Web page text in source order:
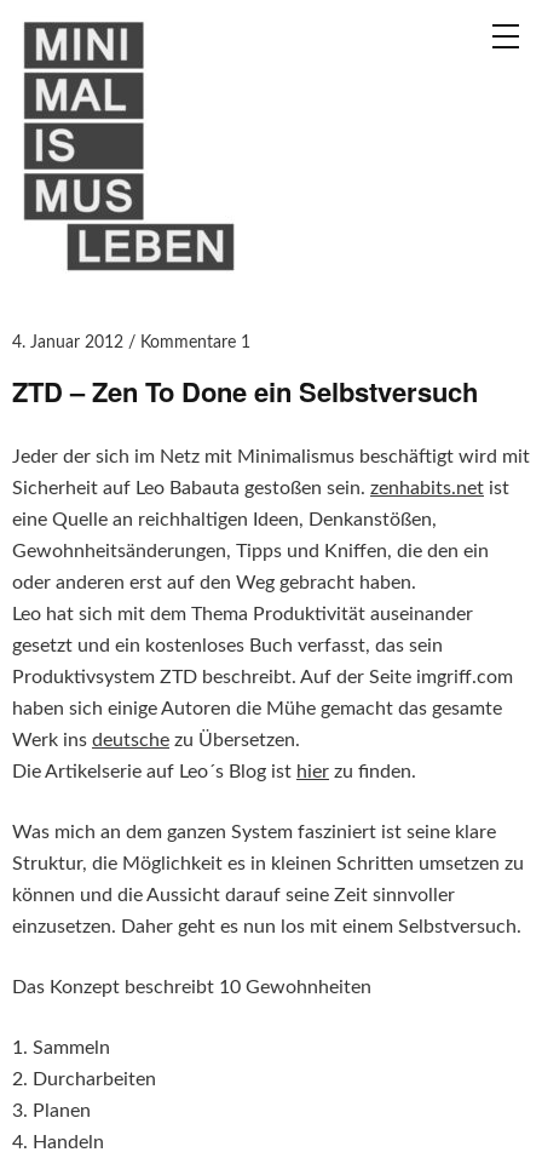
4. Januar 2012 Kommentare 1
ZTD – Zen To Done ein Selbstversuch
Jeder der sich im Netz mit Minimalismus beschäftigt wird mit
Sicherheit auf Leo Babauta gestoßen sein. zenhabits.net ist
eine Quelle an reichhaltigen Ideen, Denkanstößen,
Gewohnheitsänderungen, Tipps und Kniffen, die den ein
oder anderen erst auf den Weg gebracht haben.
Leo hat sich mit dem Thema Produktivität auseinander
gesetzt und ein kostenloses Buch verfasst, das sein
Produktivsystem ZTD beschreibt. Auf der Seite imgriff.com
haben sich einige Autoren die Mühe gemacht das gesamte
Werk ins deutsche zu Übersetzen.
Die Artikelserie auf Leo´s Blog ist hier zu finden.
Was mich an dem ganzen System fasziniert ist seine klare
Struktur, die Möglichkeit es in kleinen Schritten umsetzen zu
können und die Aussicht darauf seine Zeit sinnvoller
einzusetzen. Daher geht es nun los mit einem Selbstversuch.
Das Konzept beschreibt 10 Gewohnheiten
1. Sammeln
2. Durcharbeiten
3. Planen
4. Handeln